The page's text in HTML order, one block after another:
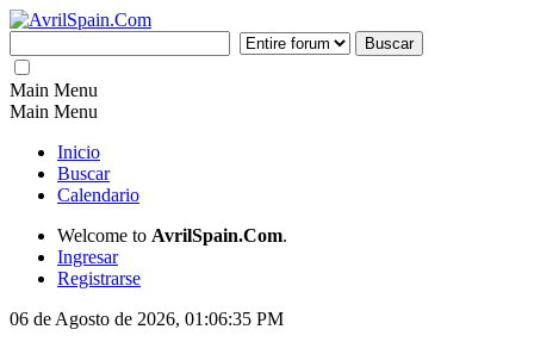
Main Menu
Main Menu
Inicio
Buscar
Calendario
Welcome to AvrilSpain.Com.
Ingresar
Registrarse
06 de Agosto de 2026, 01:06:35 PM